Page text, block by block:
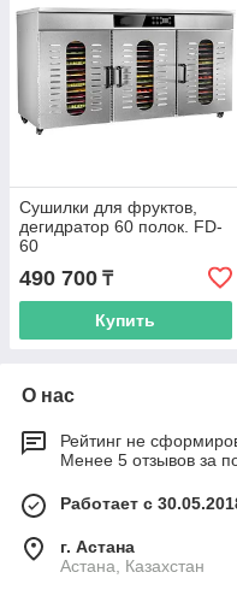
Сушилки для фруктов,
дегидратор 60 полок. FD-
60
490 700 ₸
Купить
О нас
Рейтинг не
Менее 5 отзывов за
Работает с
г. Астана
Астана, Казахстан